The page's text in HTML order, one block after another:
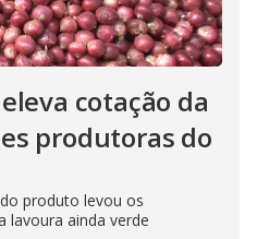
cotação da
produtoras do
produto levou os
lavoura ainda verde